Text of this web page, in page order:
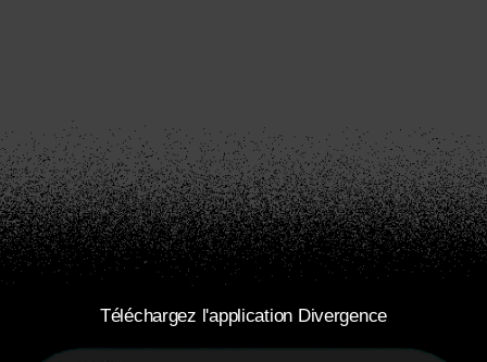
Téléchargez l'application Divergence